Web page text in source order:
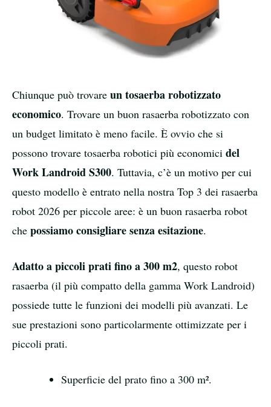
Chiunque può trovare un tosaerba robotizzato
economico. Trovare un buon rasaerba robotizzato con
un budget limitato è meno facile. È ovvio che si
possono trovare tosaerba robotici più economici del
Work Landroid S300. Tuttavia, c’è un motivo per cui
questo modello è entrato nella nostra Top 3 dei rasaerba
robot 2026 per piccole aree: è un buon rasaerba robot
che possiamo consigliare senza esitazione.
Adatto a piccoli prati fino a 300 m2, questo robot
rasaerba (il più compatto della gamma Work Landroid)
possiede tutte le funzioni dei modelli più avanzati. Le
sue prestazioni sono particolarmente ottimizzate per i
piccoli prati.
Superficie del prato fino a 300 m².